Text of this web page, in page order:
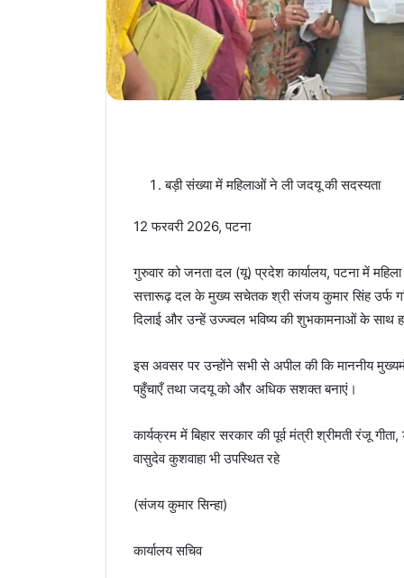
बड़ी संख्या में महिलाओं ने ली जदयू की सदस्यता
12 फरवरी 2026, पटना
गुरुवार को जनता दल (यू) प्रदेश कार्यालय, पटना में महिला
सत्तारूढ़ दल के मुख्य सचेतक श्री संजय कुमार सिंह उर्फ
दिलाई और उन्हें उज्ज्वल भविष्य की शुभकामनाओं के साथ
इस अवसर पर उन्होंने सभी से अपील की कि माननीय
पहुँचाएँ तथा जदयू को और अधिक सशक्त बनाएं।
कार्यक्रम में बिहार सरकार की पूर्व मंत्री श्रीमती रंजू
वासुदेव कुशवाहा भी उपस्थित रहे
(संजय कुमार सिन्हा)
कार्यालय सचिव